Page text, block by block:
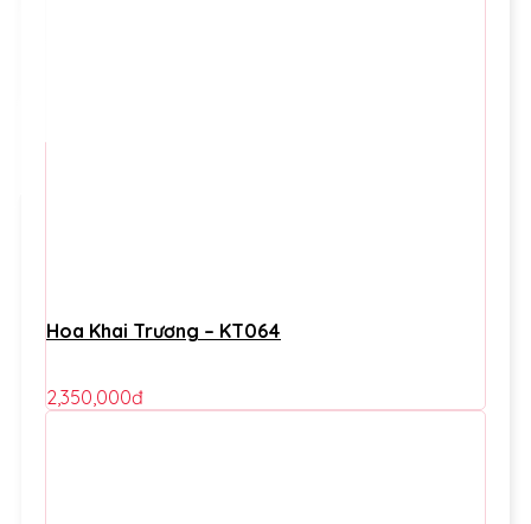
Hoa Khai Trương – KT064
2,350,000đ